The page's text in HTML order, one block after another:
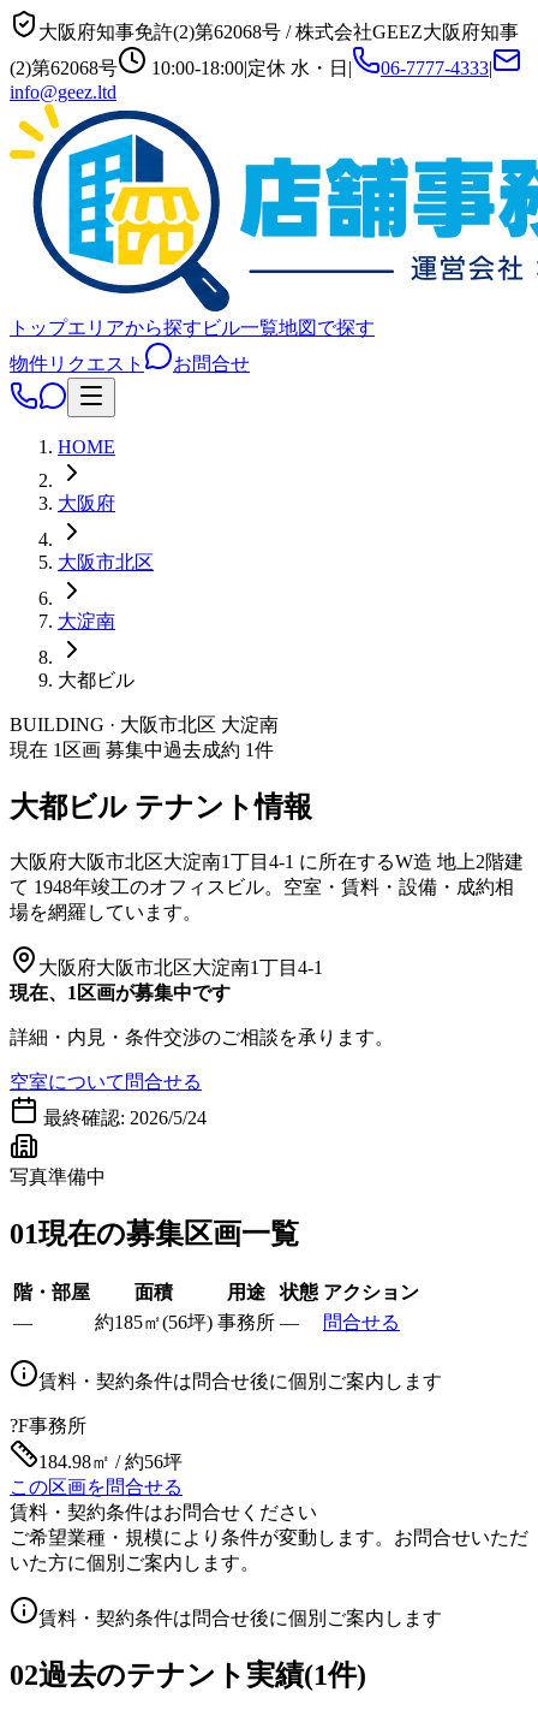
大阪府知事免許(2)第62068号 /株式会社GEEZ大阪府知事
(2)第62068号
10:00-18:00|定休 水・日 | 06-7777-4333|
info@geez.ltd
トップエリアから探す ビル一覧地図で探す
物件リクエスト
お問合せ
HOME
大阪府
大阪市北区
大淀南
大都ビル
BUILDING · 大阪市北区 大淀南
現在 1 区画 募集中過去成約 1件
大都ビル テナント情報
大阪府大阪市北区大淀南1丁目4-1 に所在するW造 地上2階建
て 1948年竣工のオフィスビル。空室・賃料・設備・成約相
場を網羅しています。
大阪府大阪市北区大淀南1丁目4-1
現在、1区画が募集中です
詳細・内見・条件交渉のご相談を承ります。
空室について問合せる
最終確認: 2026/5/24
写真準備中
01現在の募集区画一覧
階・部屋 面積 用途 状態 アクション
—
約185㎡(56坪) 事務所 — 問合せる
賃料・契約条件は問合せ後に個別ご案内します
?F事務所
184.98㎡ / 約56坪
この区画を問合せる
賃料・契約条件はお問合せください
ご希望業種・規模により条件が変動します。お問合せいただ
いた方に個別ご案内します。
賃料・契約条件は問合せ後に個別ご案内します
02過去のテナント実績(1件)